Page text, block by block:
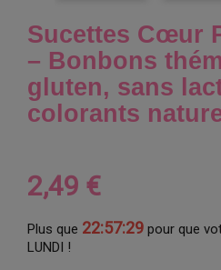
Sucettes Cœur
– Bonbons
gluten, sans
colorants
2,49 €
Plus que 22:57:28 pour que
LUNDI !